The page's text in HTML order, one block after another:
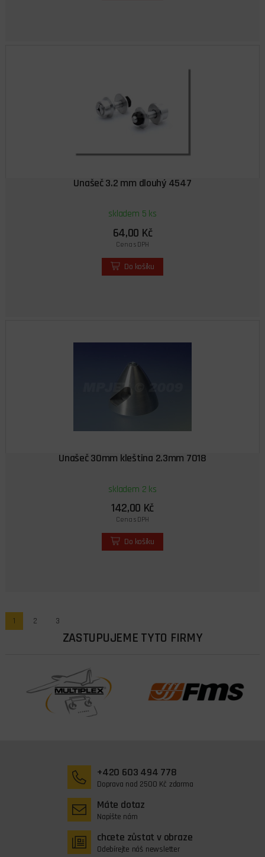
Unašeč 3.2 mm dlouhý 4547
skladem 5 ks
64,00 Kč
Cena s DPH
Do košíku
Unašeč 30mm kleština 2.3mm 7018
skladem 2 ks
142,00 Kč
Cena s DPH
Do košíku
1 2 3
ZASTUPUJEME TYTO FIRMY
+420 603 494 778
Doprava nad 2500 Kč zdarma
Máte dotaz
Napište nám
chcete zůstat v obraze
Odebírejte náš newsletter